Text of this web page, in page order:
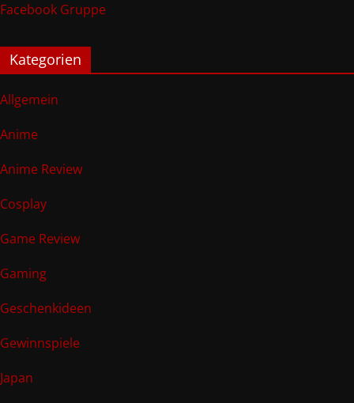
Facebook Gruppe
Kategorien
Allgemein
Anime
Anime Review
Cosplay
Game Review
Gaming
Geschenkideen
Gewinnspiele
Japan